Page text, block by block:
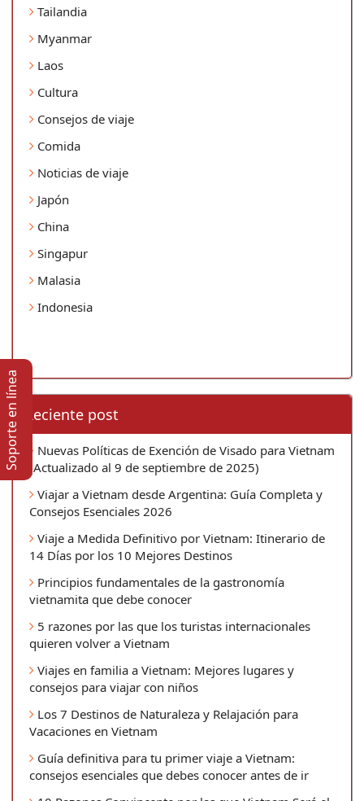
Tailandia
Myanmar
Laos
Cultura
Consejos de viaje
Comida
Noticias de viaje
Japón
China
Singapur
Malasia
Indonesia
Reciente post
Nuevas Políticas de Exención de Visado para Vietnam
(Actualizado al 9 de septiembre de 2025)
Viajar a Vietnam desde Argentina: Guía Completa y
Consejos Esenciales 2026
Viaje a Medida Definitivo por Vietnam: Itinerario de
14 Días por los 10 Mejores Destinos
Principios fundamentales de la gastronomía
vietnamita que debe conocer
5 razones por las que los turistas internacionales
quieren volver a Vietnam
Viajes en familia a Vietnam: Mejores lugares y
consejos para viajar con niños
Los 7 Destinos de Naturaleza y Relajación para
Vacaciones en Vietnam
Guía definitiva para tu primer viaje a Vietnam:
consejos esenciales que debes conocer antes de ir
Soporte en lí­nea